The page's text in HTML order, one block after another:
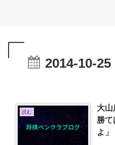
2014-10-25
読む
大山
勝
よ」